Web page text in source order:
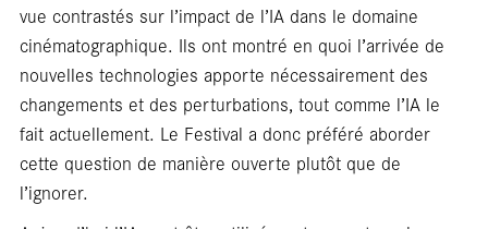
vue contrastés sur l’impact de l’IA dans le domaine
cinématographique. Ils ont montré en quoi l’arrivée de
nouvelles technologies apporte nécessairement des
changements et des perturbations, tout comme l’IA le
fait actuellement. Le Festival a donc préféré aborder
cette question de manière ouverte plutôt que de
l’ignorer.